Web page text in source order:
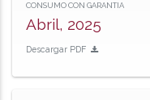
CONSUMO CON GARANTIA
Abril, 2025
Descargar PDF